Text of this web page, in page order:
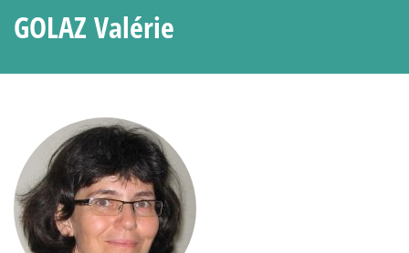
GOLAZ Valérie